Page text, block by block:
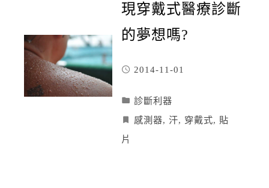
現穿戴式醫療診斷
的夢想嗎?
2014-11-01
診斷利器
感測器, 汗, 穿戴式, 貼
片